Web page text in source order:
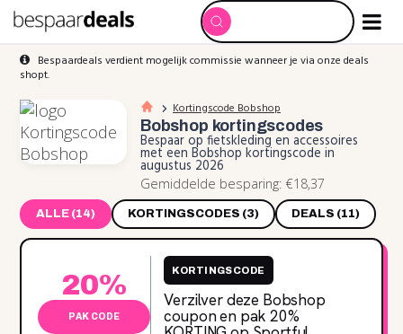
Bespaardeals verdient mogelijk commissie wanneer je via onze deals
shopt.
Kortingscode Bobshop
Bobshop kortingscodes
Bespaar op fietskleding en accessoires
met een Bobshop kortingscode in
augustus 2026
Gemiddelde besparing: €18,37
ALLE (14) KORTINGSCODES (3) DEALS (11)
20%
PAK CODE
KORTINGSCODE
Verzilver deze Bobshop
coupon en pak 20‌%